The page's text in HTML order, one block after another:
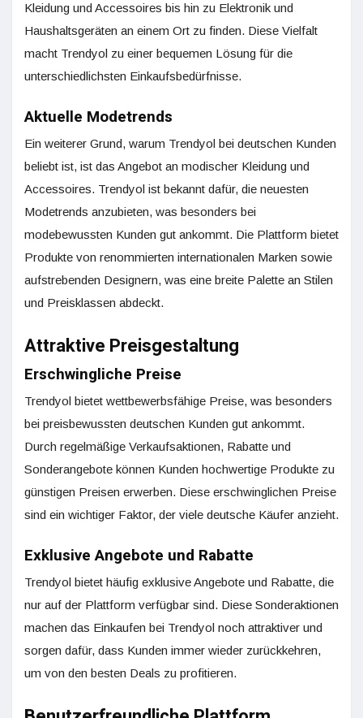
Kleidung und Accessoires bis hin zu Elektronik und
Haushaltsgeräten an einem Ort zu finden. Diese Vielfalt
macht Trendyol zu einer bequemen Lösung für die
unterschiedlichsten Einkaufsbedürfnisse.
Aktuelle Modetrends
Ein weiterer Grund, warum Trendyol bei deutschen Kunden
beliebt ist, ist das Angebot an modischer Kleidung und
Accessoires. Trendyol ist bekannt dafür, die neuesten
Modetrends anzubieten, was besonders bei
modebewussten Kunden gut ankommt. Die Plattform bietet
Produkte von renommierten internationalen Marken sowie
aufstrebenden Designern, was eine breite Palette an Stilen
und Preisklassen abdeckt.
Attraktive Preisgestaltung
Erschwingliche Preise
Trendyol bietet wettbewerbsfähige Preise, was besonders
bei preisbewussten deutschen Kunden gut ankommt.
Durch regelmäßige Verkaufsaktionen, Rabatte und
Sonderangebote können Kunden hochwertige Produkte zu
günstigen Preisen erwerben. Diese erschwinglichen Preise
sind ein wichtiger Faktor, der viele deutsche Käufer anzieht.
Exklusive Angebote und Rabatte
Trendyol bietet häufig exklusive Angebote und Rabatte, die
nur auf der Plattform verfügbar sind. Diese Sonderaktionen
machen das Einkaufen bei Trendyol noch attraktiver und
sorgen dafür, dass Kunden immer wieder zurückkehren,
um von den besten Deals zu profitieren.